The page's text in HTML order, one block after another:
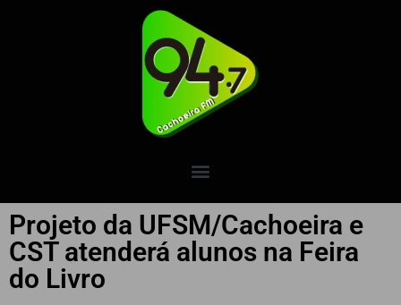
Projeto da UFSM/Cachoeira e
CST atenderá alunos na Feira
do Livro